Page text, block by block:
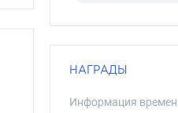
НАГРАДЫ
Информация